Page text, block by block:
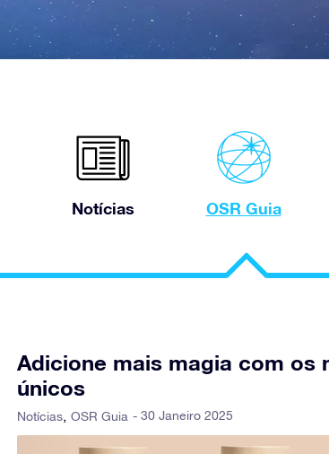
Notícias OSR Guia
Adicione mais magia com os
únicos
Notícias OSR Guia - 30 Janeiro 2025